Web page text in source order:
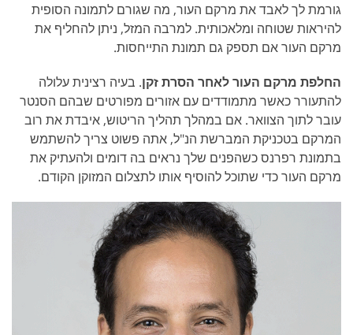
גורמת לך לאבד את מרקם העור, מה שגורם לתמונה הסופית
להיראות שטוחה ומלאכותית. למרבה המזל, ניתן להחליף את
מרקם העור אם תספק גם תמונת התייחסות.
החלפת מרקם העור לאחר הסרת זקן. בעיה רצינית עלולה
להתעורר כאשר מתמודדים עם אזורים מפורטים שבהם הסנטר
עובר לתוך הצוואר. אם במהלך תהליך הריטוש, איבדת את רוב
המרקם בטכניקת המברשת הנ"ל, אתה פשוט צריך להשתמש
בתמונת רפרנס כשהפנים שלך נראים בה דומים ולהעתיק את
מרקם העור כדי שתוכל להוסיף אותו לתצלום המזוקן הקודם.